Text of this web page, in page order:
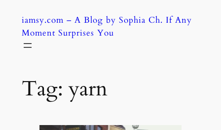
content
iamsy.com – A Blog by Sophia Ch. If Any
Moment Surprises You
Tag:yarn